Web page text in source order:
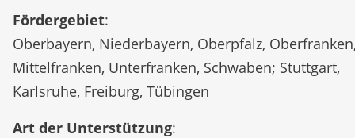
Fördergebiet:
Oberbayern, Niederbayern, Oberpfalz,
Mittelfranken, Unterfranken, Schwaben; Stuttgart,
Karlsruhe, Freiburg, Tübingen
Art der Unterstützung: